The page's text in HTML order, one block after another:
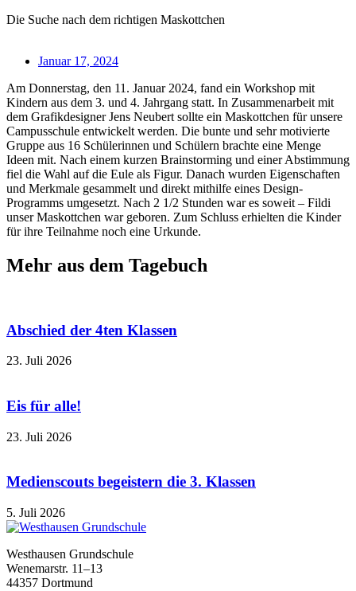
Die Suche nach dem richtigen Maskottchen
Januar 17, 2024
Am Donnerstag, den 11. Januar 2024, fand ein Workshop mit
Kindern aus dem 3. und 4. Jahrgang statt. In Zusammenarbeit mit
dem Grafikdesigner Jens Neubert sollte ein Maskottchen für unsere
Campusschule entwickelt werden. Die bunte und sehr motivierte
Gruppe aus 16 Schülerinnen und Schülern brachte eine Menge
Ideen mit. Nach einem kurzen Brainstorming und einer Abstimmung
fiel die Wahl auf die Eule als Figur. Danach wurden Eigenschaften
und Merkmale gesammelt und direkt mithilfe eines Design-
Programms umgesetzt. Nach 2 1/2 Stunden war es soweit – Fildi
unser Maskottchen war geboren. Zum Schluss erhielten die Kinder
für ihre Teilnahme noch eine Urkunde.
Mehr aus dem Tagebuch
Abschied der 4ten Klassen
23. Juli 2026
Eis für alle!
23. Juli 2026
Medienscouts begeistern die 3. Klassen
5. Juli 2026
Westhausen Grundschule
Wenemarstr. 11–13
44357 Dortmund